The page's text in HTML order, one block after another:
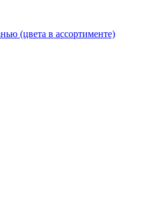
(цвета в ассортименте)